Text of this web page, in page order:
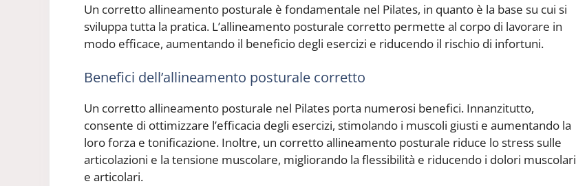
Un corretto allineamento posturale è fondamentale nel Pilates, in quanto è la base su cui si
sviluppa tutta la pratica. L’allineamento posturale corretto permette al corpo di lavorare in
modo efficace, aumentando il beneficio degli esercizi e riducendo il rischio di infortuni.
Benefici dell’allineamento posturale corretto
Un corretto allineamento posturale nel Pilates porta numerosi benefici. Innanzitutto,
consente di ottimizzare l’efficacia degli esercizi, stimolando i muscoli giusti e aumentando la
loro forza e tonificazione. Inoltre, un corretto allineamento posturale riduce lo stress sulle
articolazioni e la tensione muscolare, migliorando la flessibilità e riducendo i dolori muscolari
e articolari.